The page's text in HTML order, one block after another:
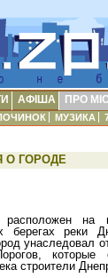
АФІША ПРО
МУЗИКА
О ГОРОДЕ
расположен на
берегах реки
унаследовал
строители